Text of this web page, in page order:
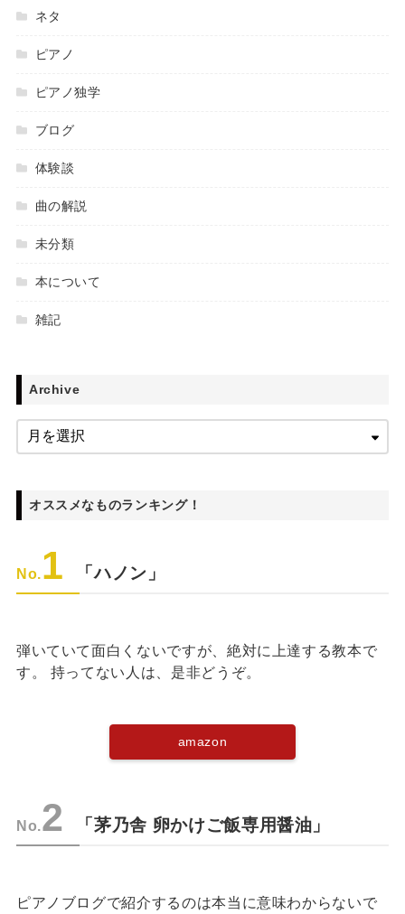
ネタ
ピアノ
ピアノ独学
ブログ
体験談
曲の解説
未分類
本について
雑記
Archive
オススメなものランキング！
No.1 「ハノン」
弾いていて面白くないですが、絶対に上達する教本で
す。 持ってない人は、是非どうぞ。
amazon
No.2 「茅乃舎 卵かけご飯専用醤油」
ピアノブログで紹介するのは本当に意味わからないで